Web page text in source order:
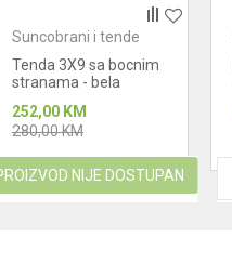
Suncobrani i tende
Tenda 3X9 sa bocnim
stranama - bela
252,00 KM
280,00KM
NIJE DOSTUPAN